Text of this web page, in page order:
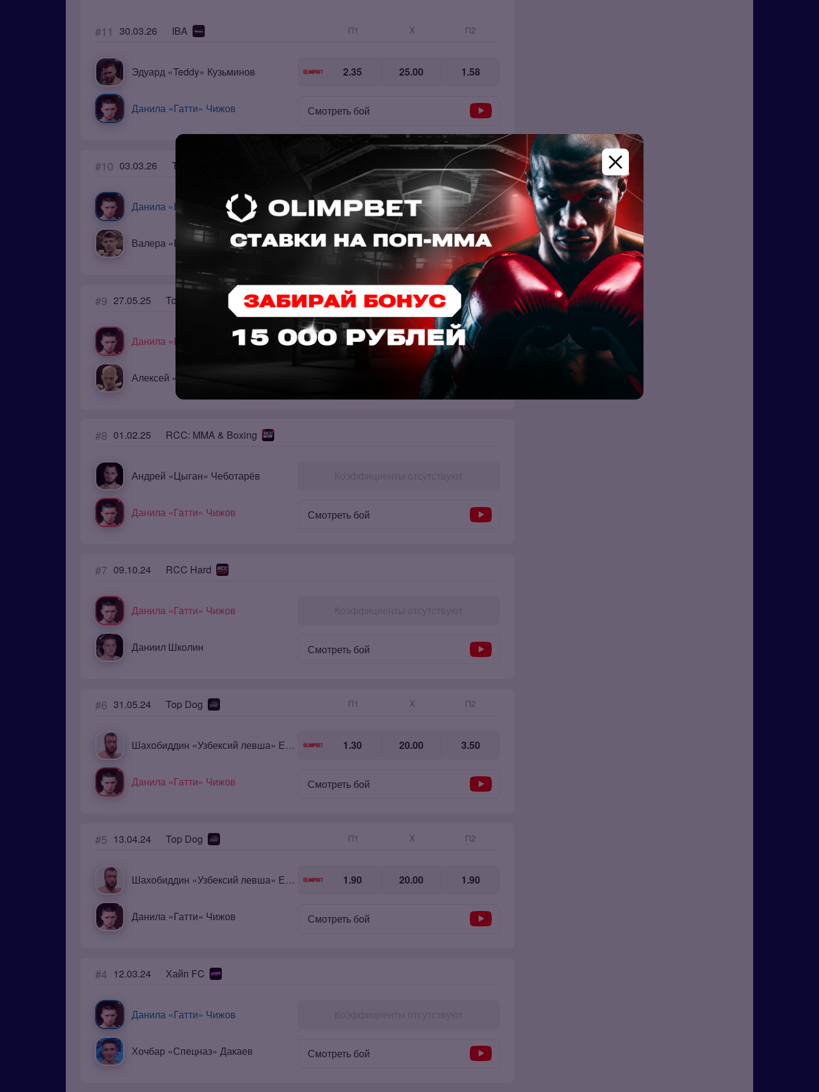
#11 30.03.26 IBA П1 X П2
Эдуард «Teddy» Кузьминов
Данила «Гатти» Чижов
2.35 25.00 1.58
Смотреть бой
#10 03.03.26 Top Dog
Данила «Гатти» Чижов
Валера «Валера» Заботин
Коэффициенты отсутствуют
Смотреть бой
#9 27.05.25 Top Dog
Данила «Гатти» Чижов
Алексей «Мельник» Мельников
Коэффициенты отсутствуют
#8 01.02.25 RCC: MMA & Boxing
Андрей «Цыган» Чеботарёв
Данила «Гатти» Чижов Смотреть бой
#7 09.10.24 RCC Hard
Данила «Гатти» Чижов
Даниил Школин Смотреть бой
#6 31.05.24 Top Dog П1 X П2
Шахобиддин «Узбексий левша» Егамов
Данила «Гатти» Чижов
1.30 20.00 3.50
Смотреть бой
#5 13.04.24 Top Dog П1 X П2
Шахобиддин «Узбексий левша» Егамов
Данила «Гатти» Чижов
1.90 20.00 1.90
Смотреть бой
#4 12.03.24 Хайп FC
Данила «Гатти» Чижов
Хочбар «Спецназ» Дакаев Смотреть бой